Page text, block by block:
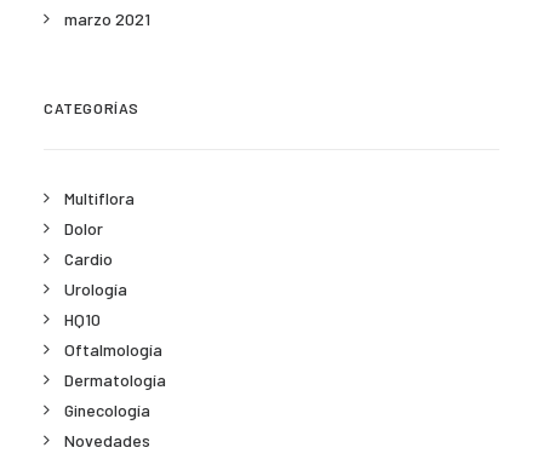
marzo 2021
CATEGORÍAS
Multiflora
Dolor
Cardio
Urología
HQ10
Oftalmología
Dermatología
Ginecología
Novedades